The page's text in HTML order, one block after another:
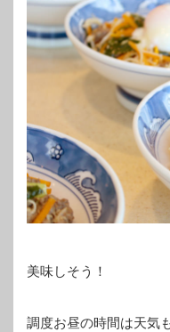
美味しそう！
調度お昼の時間は天気